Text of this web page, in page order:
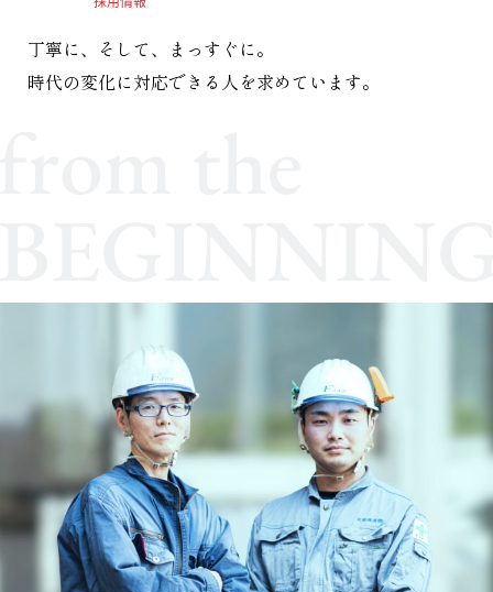
丁寧に、そして、まっすぐに。
時代の変化に対応できる人を求めています。